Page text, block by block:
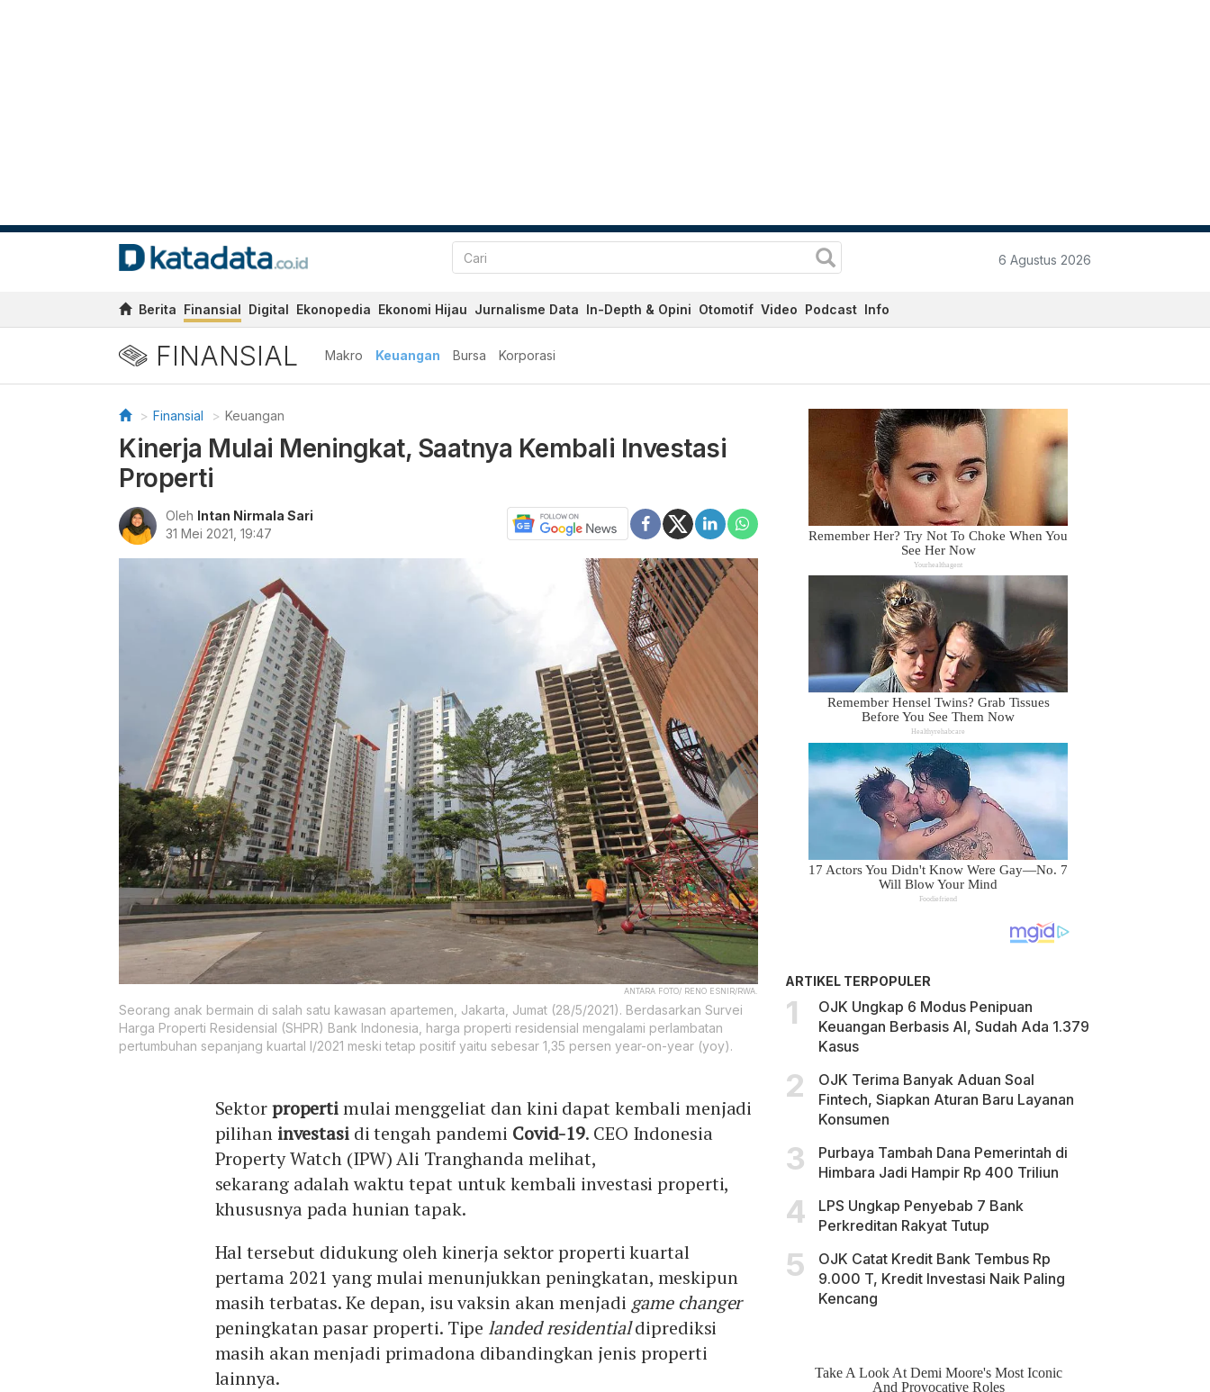
6 Agustus 2026
Berita Finansial Digital Ekonopedia Ekonomi Hijau Jurnalisme Data In-Depth & Opini Otomotif Video Podcast Info
FINANSIAL Makro Keuangan Bursa Korporasi
Finansial Keuangan
Kinerja Mulai Meningkat, Saatnya Kembali Investasi
Properti
Oleh Intan Nirmala Sari
31 Mei 2021, 19:47
ANTARA FOTO/ RENO ESNIR/RWA.
Seorang anak bermain di salah satu kawasan apartemen, Jakarta, Jumat (28/5/2021). Berdasarkan Survei
Harga Properti Residensial (SHPR) Bank Indonesia, harga properti residensial mengalami perlambatan
pertumbuhan sepanjang kuartal I/2021 meski tetap positif yaitu sebesar 1,35 persen year-on-year (yoy).
Sektorpropertimulai menggeliat dan kini dapat kembali menjadi
pilihan investasidi tengah pandemi Covid-19. CEO Indonesia
Property Watch (IPW) Ali Tranghanda melihat,
sekarang adalah waktu tepat untuk kembali investasi properti,
khususnya pada hunian tapak.
Hal tersebut didukung oleh kinerja sektor properti kuartal
pertama 2021 yang mulai menunjukkan peningkatan, meskipun
masih terbatas. Ke depan, isu vaksin akan menjadi game changer
peningkatan pasar properti. Tipe landed residentialdiprediksi
masih akan menjadi primadona dibandingkan jenis properti
lainnya.
ARTIKEL TERPOPULER
OJK Ungkap 6 Modus Penipuan
Keuangan Berbasis AI, Sudah Ada 1.379
Kasus
OJK Terima Banyak Aduan Soal
Fintech, Siapkan Aturan Baru Layanan
Konsumen
Purbaya Tambah Dana Pemerintah di
Himbara Jadi Hampir Rp 400 Triliun
LPS Ungkap Penyebab 7 Bank
Perkreditan Rakyat Tutup
OJK Catat Kredit Bank Tembus Rp
9.000 T, Kredit Investasi Naik Paling
Kencang